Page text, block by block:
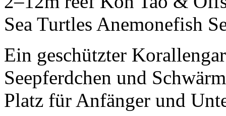
Sea Turtles Anemonefish
Ein geschützter
Seepferdchen und
Platz für Anfänger und